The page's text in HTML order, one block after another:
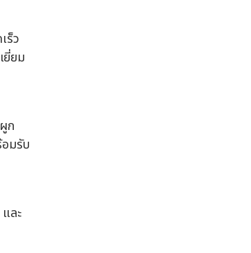
ร็ว
ยี่ยม
ก
มรับ
ละ